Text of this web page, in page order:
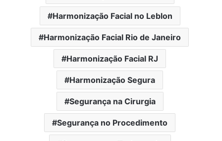
Harmonização Facial no Leblon
Harmonização Facial Rio de Janeiro
Harmonização Facial RJ
Harmonização Segura
Segurança na Cirurgia
Segurança no Procedimento